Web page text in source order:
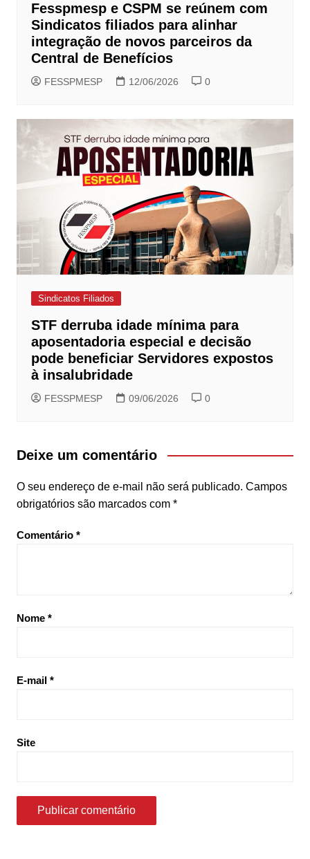
Fesspmesp e CSPM se reúnem com
Sindicatos filiados para alinhar
integração de novos parceiros da
Central de Benefícios
FESSPMESP 12/06/2026 0
Sindicatos Filiados
STF derruba idade mínima para
aposentadoria especial e decisão
pode beneficiar Servidores expostos
à insalubridade
FESSPMESP 09/06/2026 0
Deixe um comentário
O seu endereço de e-mail não será publicado. Campos
obrigatórios são marcados com *
Comentário *
Nome *
E-mail *
Site